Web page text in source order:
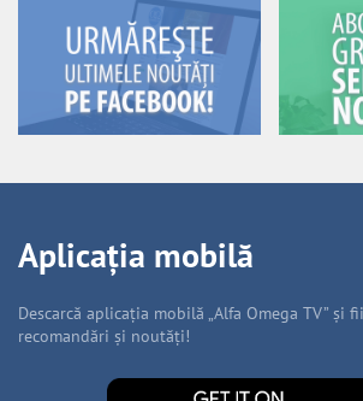
Aplicația mobilă
Descarcă aplicația mobilă „Alfa Omega TV” și
recomandări și noutăți!